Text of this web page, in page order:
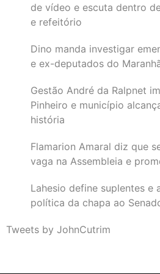
de vídeo e escuta dentro
e refeitório
Dino manda investigar
e ex-deputados do
Gestão André da Ralpnet
Pinheiro e município
história
Flamarion Amaral diz que
vaga na Assembleia e
Lahesio define suplentes e
política da chapa ao
Tweets by JohnCutrim